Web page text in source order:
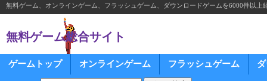
無料ゲーム、オンラインゲーム、フラッシュゲーム、ダウンロードゲームを6000件以上
無料ゲーム総合サイト
ゲームトップ オンラインゲーム フラッシュゲーム